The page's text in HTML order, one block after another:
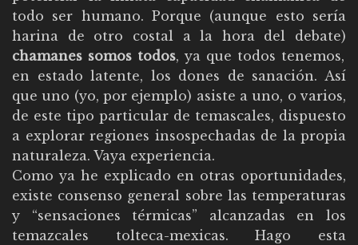
todo ser humano. Porque (aunque esto sería
harina de otro costal a la hora del debate)
chamanes somos todos, ya que todos tenemos,
en estado latente, los dones de sanación. Así
que uno (yo, por ejemplo) asiste a uno, o varios,
de este tipo particular de temascales, dispuesto
a explorar regiones insospechadas de la propia
naturaleza. Vaya experiencia.
Como ya he explicado en otras oportunidades,
existe consenso general sobre las temperaturas
y “sensaciones térmicas” alcanzadas en los
temazcales tolteca-mexicas. Hago esta